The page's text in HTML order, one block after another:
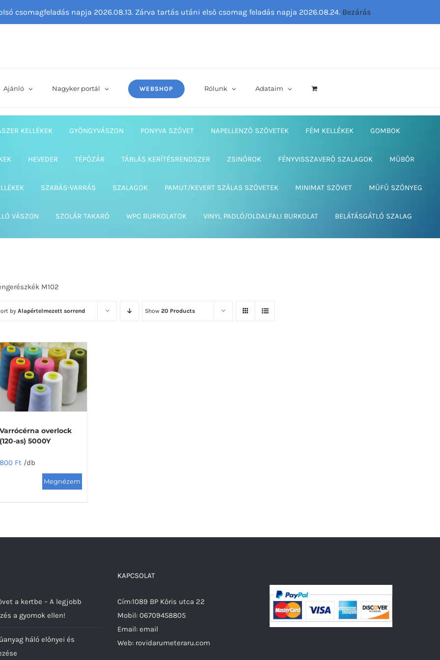
Ajánló Nagyker portál WEBSHOP Rólunk Adataim
KELLÉKEK GYÖNGYVÁSZON PONYVA SZÖVET NAPELLENZŐ SZÖVETEK FÉM KELLÉKEK GOMBOK
HEVEDER TÉPŐZÁR TÁBLÁS KERÍTÉSRENDSZER ZSINÓROK FÉNYVISSZAVERŐ SZALAGOK MŰBŐR
SZABÁS-VARRÁS SZALAGOK PAMUT/KEVERT SZÁLAS SZÖVETEK MINIMAT SZÖVET MŰFŰ SZŐNYEG
VÁSZON SZOLÁR TAKARÓ WPC BURKOLATOK VINYL PADLÓ/OLDALFALI BURKOLAT BELÁTÁSGÁTLÓ SZALAG
M102
byAlapértelmezett sorrend Show20 Products
Varrócérna overlock
(120-as) 5000Y
800 Ft /db
a kertbe – A legjobb
a gyomok ellen!
háló előnyei és
KAPCSOLAT
Cím:1089 BP Kőris utca 22
Mobil: 06709458805
Email: email
Web: rovidarumeteraru.com
csomagfeladás napja 2026.08.13. Zárva tartás utáni első csomag feladás napja 2026.08.24. Bezárás